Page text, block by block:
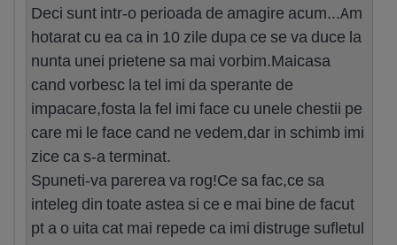
Deci sunt intr-o perioada de amagire acum...Am
hotarat cu ea ca in 10 zile dupa ce se va duce la
nunta unei prietene sa mai vorbim.Maicasa
cand vorbesc la tel imi da sperante de
impacare,fosta la fel imi face cu unele chestii pe
care mi le face cand ne vedem,dar in schimb imi
zice ca s-a terminat.
Spuneti-va parerea va rog!Ce sa fac,ce sa
inteleg din toate astea si ce e mai bine de facut
pt a o uita cat mai repede ca imi distruge sufletul